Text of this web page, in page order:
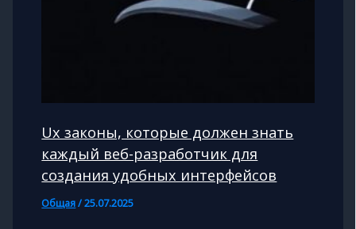
Ux законы, которые должен знать
каждый веб-разработчик для
создания удобных интерфейсов
Общая/25.07.2025